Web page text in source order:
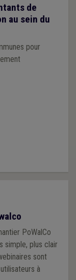
de
au sein du
pour
PoWalCo
simple, plus clair
sont
à